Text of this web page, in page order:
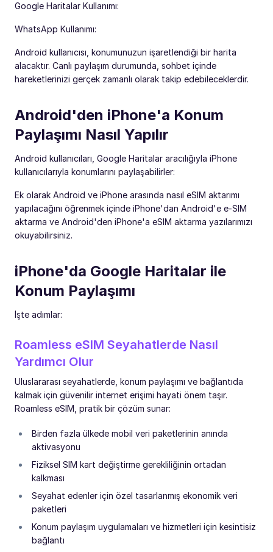
Google Haritalar Kullanımı:
WhatsApp Kullanımı:
Android kullanıcısı, konumunuzun işaretlendiği bir harita
alacaktır. Canlı paylaşım durumunda, sohbet içinde
hareketlerinizi gerçek zamanlı olarak takip edebileceklerdir.
Android'den iPhone'a Konum
Paylaşımı Nasıl Yapılır
Android kullanıcıları, Google Haritalar aracılığıyla iPhone
kullanıcılarıyla konumlarını paylaşabilirler:
Ek olarak Android ve iPhone arasında nasıl eSIM aktarımı
yapılacağını öğrenmek içinde iPhone'dan Android'e e-SIM
aktarma ve Android'den iPhone'a eSIM aktarma yazılarımızı
okuyabilirsiniz.
iPhone'da Google Haritalar ile
Konum Paylaşımı
İşte adımlar:
Roamless eSIM Seyahatlerde Nasıl
Yardımcı Olur
Uluslararası seyahatlerde, konum paylaşımı ve bağlantıda
kalmak için güvenilir internet erişimi hayati önem taşır.
Roamless eSIM, pratik bir çözüm sunar:
Birden fazla ülkede mobil veri paketlerinin anında
aktivasyonu
Fiziksel SIM kart değiştirme gerekliliğinin ortadan
kalkması
Seyahat edenler için özel tasarlanmış ekonomik veri
paketleri
Konum paylaşım uygulamaları ve hizmetleri için kesintisiz
bağlantı